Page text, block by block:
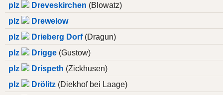
plz
Dreveskirchen (Blowatz)
plz
Drewelow
plz
Drieberg Dorf(Dragun)
plz
Drigge (Gustow)
plz
Drispeth (Zickhusen)
plz
Drölitz (Diekhof bei Laage)